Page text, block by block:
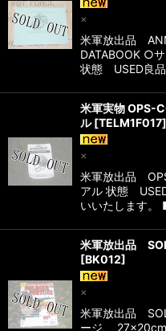
×
米軍放出品
DATABOOK ○
状態 USED良
米軍実物 OPS-
ル [TELM1F017]
×
米軍放出品
アル 状態
いいたします
米軍放出品
[BK012]
×
米軍放出品
ージ 27×20cm